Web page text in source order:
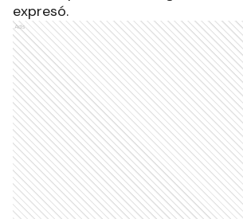
expresó.
Ads